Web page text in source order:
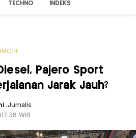
TECHNO INDEKS
Pajero Sport
Jarak Jauh?
,Jurnalis
WIB